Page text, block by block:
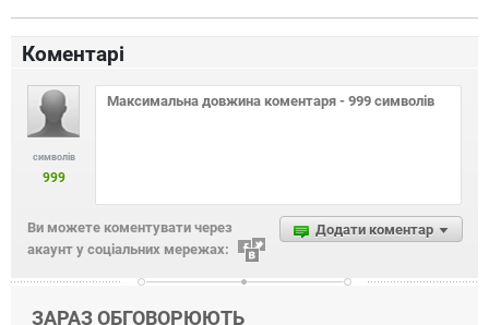
Коментарі
символів
999
Додати коментар
Ви можете коментувати через
акаунт у соціальних мережах:
ЗАРАЗ ОБГОВОРЮЮТЬ